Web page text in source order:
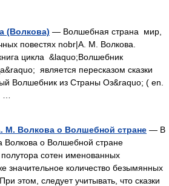
(Волкова) — Волшебная страна мир,
повестях nobr|А. М. Волкова.
цикла &laquo;Волшебник
является пересказом сказки
Волшебник из Страны Оз&raquo; ( en.
М. Волкова о Волшебной стране — В
Волкова о Волшебной стране
сотен именованных
значительное количество безымянных
этом, следует учитывать, что сказки